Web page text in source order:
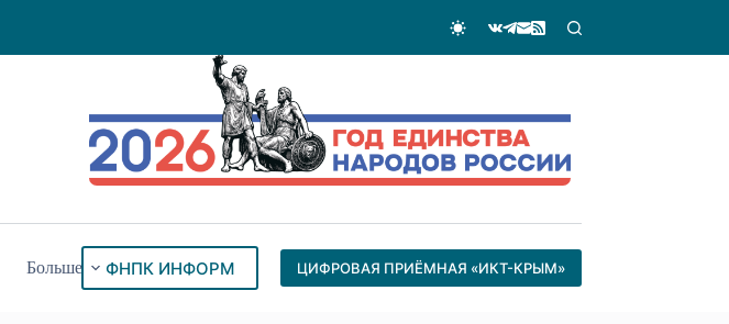
Больше ФНПК ИНФОРМ ЦИФРОВАЯ ПРИЁМНАЯ «ИКТ-КРЫМ»